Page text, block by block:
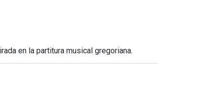
en la partitura musical gregoriana.